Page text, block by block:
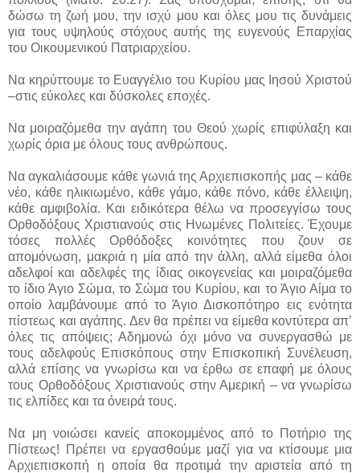
δώσω τη ζωή μου, την ισχύ μου και όλες μου τις δυνάμεις
για τους υψηλούς στόχους αυτής της ευγενούς Επαρχίας
του Οικουμενικού Πατριαρχείου.
Να κηρύττουμε το Ευαγγέλιο του Κυρίου μας Ιησού Χριστού
–στις εύκολες και δύσκολες εποχές.
Να μοιραζόμεθα την αγάπη του Θεού χωρίς επιφύλαξη και
χωρίς όρια με όλους τους ανθρώπους.
Να αγκαλιάσουμε κάθε γωνιά της Αρχιεπισκοπής μας – κάθε
νέο, κάθε ηλικιωμένο, κάθε γάμο, κάθε πόνο, κάθε έλλειψη,
κάθε αμφιβολία. Και ειδικότερα θέλω να προσεγγίσω τους
Ορθοδόξους Χριστιανούς στις Ηνωμένες Πολιτείες. Έχουμε
τόσες πολλές Ορθόδοξες κοινότητες που ζουν σε
απομόνωση, μακριά η μία από την άλλη, αλλά είμεθα όλοι
αδελφοί και αδελφές της ίδιας οικογενείας και μοιραζόμεθα
το ίδιο Άγιο Σώμα, το Σώμα του Κυρίου, και το Άγιο Αίμα το
οποίο λαμβάνουμε από το Άγιο Δισκοπότηρο εις ενότητα
πίστεως και αγάπης. Δεν θα πρέπει να είμεθα κοντύτερα απ’
όλες τις απόψεις; Αδημονώ όχι μόνο να συνεργασθώ με
τους αδελφούς Επισκόπους στην Επισκοπική Συνέλευση,
αλλά επίσης να γνωρίσω και να έρθω σε επαφή με όλους
τους Ορθοδόξους Χριστιανούς στην Αμερική – να γνωρίσω
τις ελπίδες και τα όνειρά τους.
Να μη νοιώσει κανείς αποκομμένος από το Ποτήριο της
Πίστεως! Πρέπει να εργασθούμε μαζί για να κτίσουμε μια
Αρχιεπισκοπή η οποία θα προτιμά την αριστεία από τη